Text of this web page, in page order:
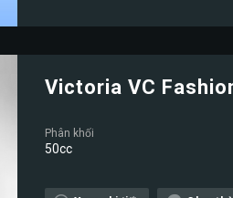
Victoria VC
Phân khối
50cc